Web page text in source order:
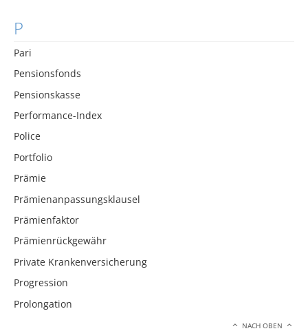
P
Pari
Pensionsfonds
Pensionskasse
Performance-Index
Police
Portfolio
Prämie
Prämienanpassungsklausel
Prämienfaktor
Prämienrückgewähr
Private Krankenversicherung
Progression
Prolongation
NACH OBEN